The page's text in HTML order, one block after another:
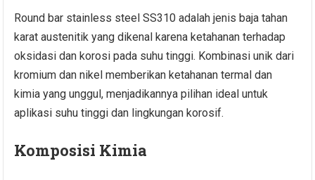
Round bar stainless steel SS310 adalah jenis baja tahan
karat austenitik yang dikenal karena ketahanan terhadap
oksidasi dan korosi pada suhu tinggi. Kombinasi unik dari
kromium dan nikel memberikan ketahanan termal dan
kimia yang unggul, menjadikannya pilihan ideal untuk
aplikasi suhu tinggi dan lingkungan korosif.
Komposisi Kimia